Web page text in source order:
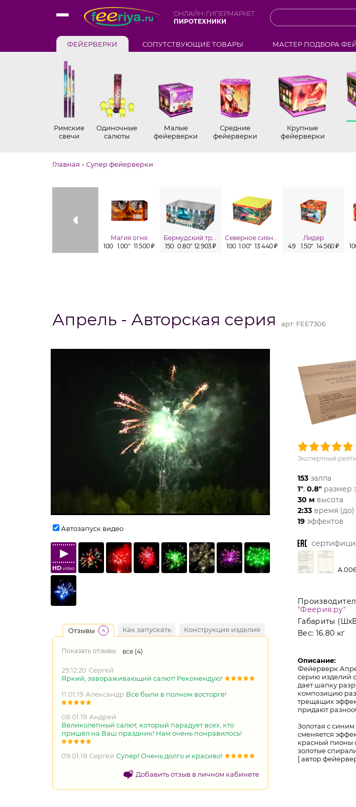
ОНЛАЙН-ГИПЕРМАРКЕТ
ПИРОТЕХНИКИ
ФЕЙЕРВЕРКИ СОПУТСТВУЮЩИЕ ТОВАРЫ МАСТЕР ПОДБОРА
Римские
свечи
Одиночные
салюты
Малые
фейерверки
Средние
фейерверки
Крупные
фейерверки
Главная > Супер фейерверки
Магия огня
100 1.00" 11 500 ₽
Бермудский треугольник
150 0.80" 12 903 ₽
Северное сияние
100 1.00" 13 440 ₽
Лидер
49
1.50" 14 560 ₽
Апрель - Авторская серия арт: FEE7306
Автозапуск видео
HDvideo
Отзывы 4 Как запускать Конструкция изделия
Показать отзывы: все (4)
29.12.20 Сергей
Яркий, завораживающий салют! Рекомендую!
11.01.19 Александр Все были в полном восторге!
08.01.19 Андрей
Великолепный салют, который парадует всех, кто
пришёл на Ваш праздник! Нам очень понравилось!
09.01.18 Сергей Супер! Очень долго и красиво!
Добавить отзыв в личном кабинете
Экспертный
153 залпа
1", 0.8" размер
30 м высота
2:33 время (до)
19 эффектов
"Феерия.ру"
Габариты
Вес: 16.80 кг
Описание:
Фейерверк
серию изделий
дает шапку
композицию
трещащих
придают
Золотая с
сменяется
красный пионы
золотые
[ автор